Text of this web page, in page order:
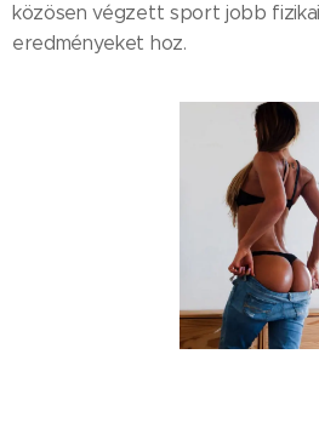
közösen végzett sport jobb
eredményeket hoz.